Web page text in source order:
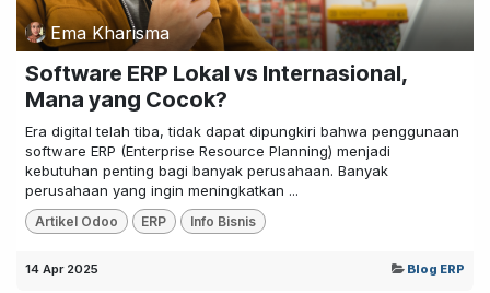
Ema Kharisma
Software ERP Lokal vs Internasional,
Mana yang Cocok?
Era digital telah tiba, tidak dapat dipungkiri bahwa penggunaan
software ERP (Enterprise Resource Planning) menjadi
kebutuhan penting bagi banyak perusahaan. Banyak
perusahaan yang ingin meningkatkan ...
Artikel Odoo ERP Info Bisnis
14 Apr 2025 Blog ERP